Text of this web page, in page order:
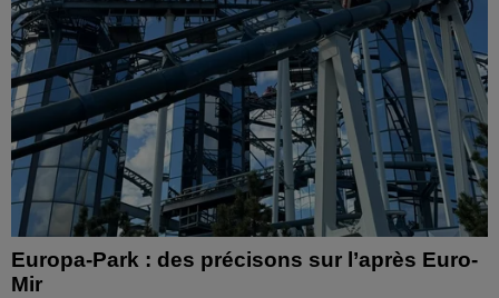
Europa-Park : des précisons sur l’après Euro-
Mir